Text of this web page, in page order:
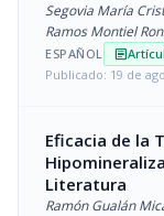
Segovia María
Ramos Montiel
ESPAÑOL article
Publicado: 19 de
Eficacia de la
Literatura
Ramón Gualán